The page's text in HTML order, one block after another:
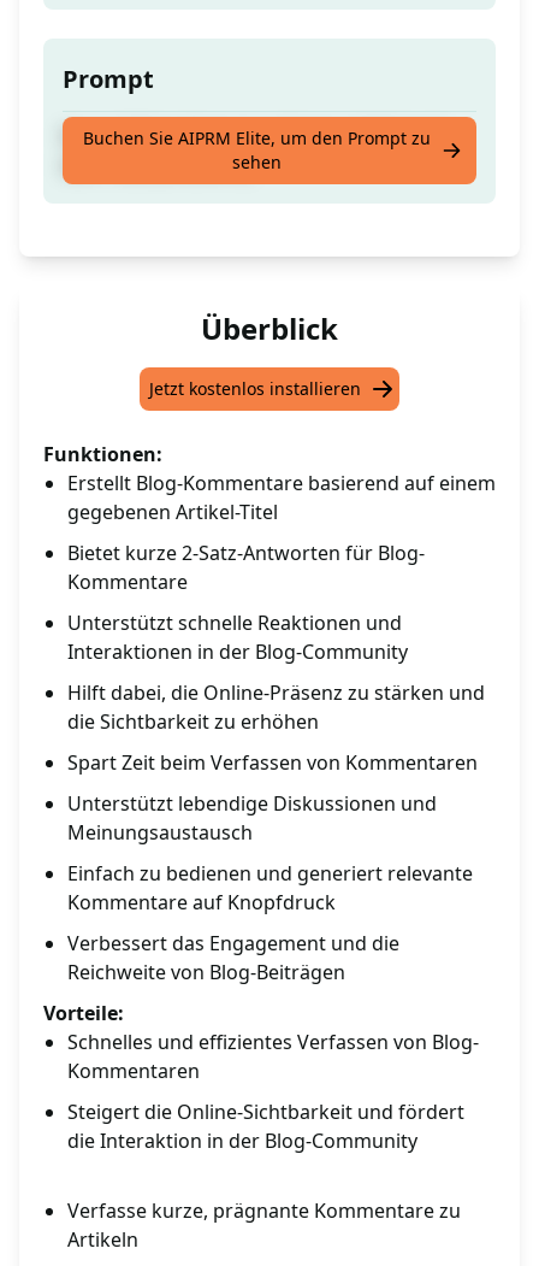
Prompt
Kurze 2-Satz-Antwort auf einen Artikel mit
dem Titel: [PROMPT]
Buchen Sie AIPRM Elite, um den Prompt zu
sehen
Überblick
Jetzt kostenlos installieren
Funktionen:
Erstellt Blog-Kommentare basierend auf einem
gegebenen Artikel-Titel
Bietet kurze 2-Satz-Antworten für Blog-
Kommentare
Unterstützt schnelle Reaktionen und
Interaktionen in der Blog-Community
Hilft dabei, die Online-Präsenz zu stärken und
die Sichtbarkeit zu erhöhen
Spart Zeit beim Verfassen von Kommentaren
Unterstützt lebendige Diskussionen und
Meinungsaustausch
Einfach zu bedienen und generiert relevante
Kommentare auf Knopfdruck
Verbessert das Engagement und die
Reichweite von Blog-Beiträgen
Vorteile:
Schnelles und effizientes Verfassen von Blog-
Kommentaren
Steigert die Online-Sichtbarkeit und fördert
die Interaktion in der Blog-Community
Verfasse kurze, prägnante Kommentare zu
Artikeln